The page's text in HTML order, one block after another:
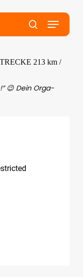
search
Menu
213 km /
😉 Dein Orga-